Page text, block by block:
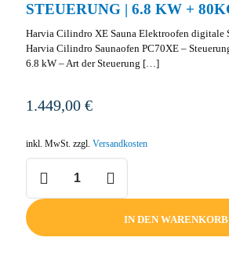
STEUERUNG | 6.8 KW +
Harvia Cilindro XE Sauna Elektroofen digitale
Harvia Cilindro Saunaofen PC70XE –
6.8 kW – Art der Steuerung […]
1.449,00 €
inkl. MwSt. zzgl. Versandkosten
Saunaofen
digitale
Steuerung
IN DEN WARENKORB